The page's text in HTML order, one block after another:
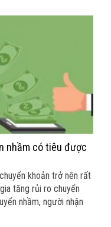
nhầm có tiêu được
khoản trở nên rất
tăng rủi ro chuyển
nhầm, người nhận